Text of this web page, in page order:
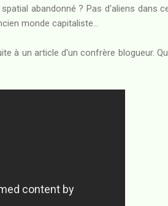
abandonné ? Pas d'aliens dans
monde capitaliste...
à un article d'un confrère blogueur.